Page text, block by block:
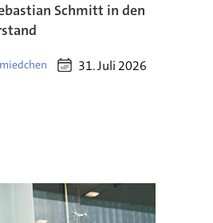
Schmitt in den
31. Juli 2026